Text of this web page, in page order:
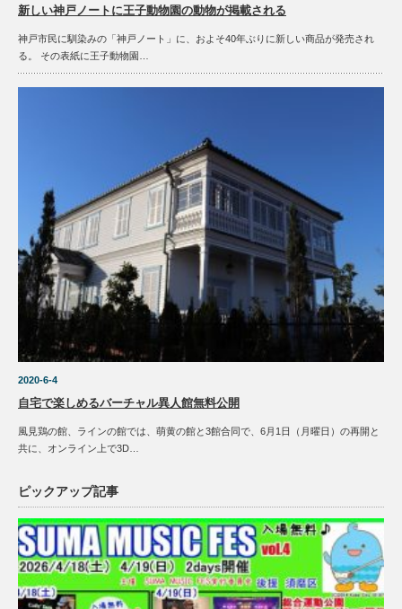
新しい神戸ノートに王子動物園の動物が掲載される
神戸市民に馴染みの「神戸ノート」に、およそ40年ぶりに新しい商品が発売され
る。 その表紙に王子動物園…
2020-6-4
自宅で楽しめるバーチャル異人館無料公開
風見鶏の館、ラインの館では、萌黄の館と3館合同で、6月1日（月曜日）の再開と
共に、オンライン上で3D…
ピックアップ記事